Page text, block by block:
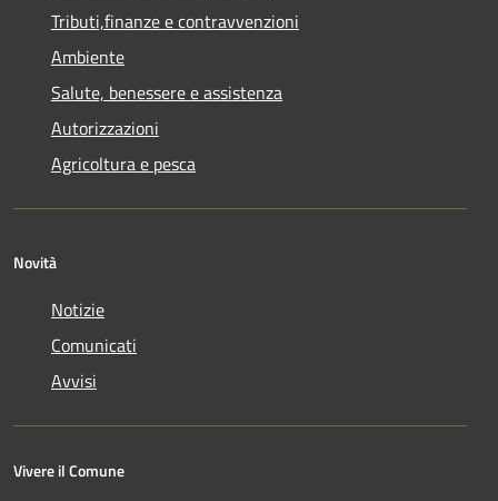
Tributi,finanze e contravvenzioni
Ambiente
Salute, benessere e assistenza
Autorizzazioni
Agricoltura e pesca
Novità
Notizie
Comunicati
Avvisi
Vivere il Comune